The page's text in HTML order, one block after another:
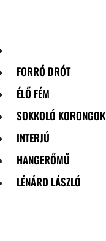
FORRÓ DRÓT
ÉLŐ FÉM
SOKKOLÓ KORONGOK
INTERJÚ
HANGERŐMŰ
LÉNÁRD LÁSZLÓ